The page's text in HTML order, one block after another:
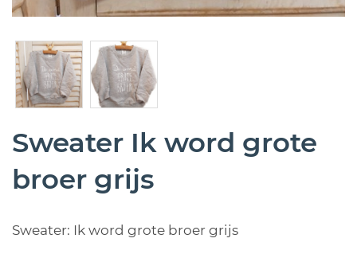
Sweater Ik word grote
broer grijs
Sweater: Ik word grote broer grijs